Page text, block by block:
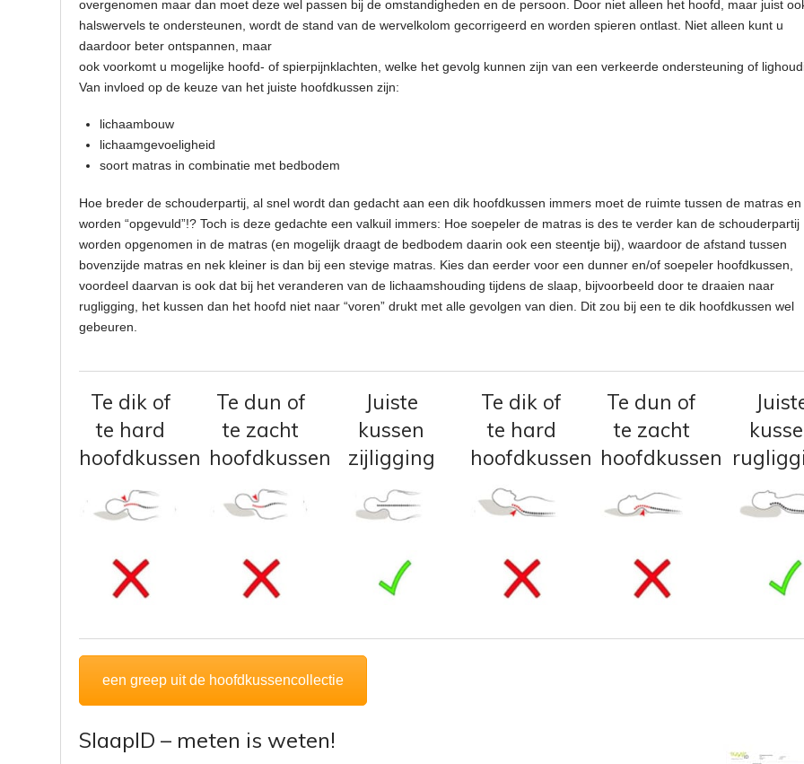
overgenomen maar dan moet deze wel passen bij de omstandigheden en de persoon. Door niet alleen het hoofd, maar juist
halswervels te ondersteunen, wordt de stand van de wervelkolom gecorrigeerd en worden spieren ontlast. Niet alleen kunt u
daardoor beter ontspannen, maar
ook voorkomt u mogelijke hoofd- of spierpijnklachten, welke het gevolg kunnen zijn van een verkeerde ondersteuning of
Van invloed op de keuze van het juiste hoofdkussen zijn:
lichaambouw
lichaamgevoeligheid
soort matras in combinatie met bedbodem
Hoe breder de schouderpartij, al snel wordt dan gedacht aan een dik hoofdkussen immers moet de ruimte tussen de matras en
worden “opgevuld”!? Toch is deze gedachte een valkuil immers: Hoe soepeler de matras is des te verder kan de schouderpartij
worden opgenomen in de matras (en mogelijk draagt de bedbodem daarin ook een steentje bij), waardoor de afstand tussen
bovenzijde matras en nek kleiner is dan bij een stevige matras. Kies dan eerder voor een dunner en/of soepeler hoofdkussen,
voordeel daarvan is ook dat bij het veranderen van de lichaamshouding tijdens de slaap, bijvoorbeeld door te draaien naar
rugligging, het kussen dan het hoofd niet naar “voren” drukt met alle gevolgen van dien. Dit zou bij een te dik hoofdkussen wel
gebeuren.
Te dik of
te hard
hoofdkussen
Te dun of
te zacht
hoofdkussen
Juiste
kussen
zijligging
Te dik of
te hard
hoofdkussen
Te dun of
te zacht
hoofdkussen
een greep uit de hoofdkussencollectie
SlaapID – meten is weten!